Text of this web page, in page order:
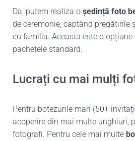
Da, putem realiza o ședință foto
de ceremonie, captând pregătirile
cu familia. Aceasta este o
pachetele standard.
Lucrați cu mai mulți
Pentru botezurile mari (50+
acoperire din mai multe unghiuri,
fotografi. Pentru cele mai multe